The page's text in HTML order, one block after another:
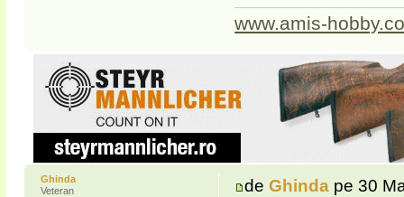
www.amis-
deGhinda pe 30
Ghinda
Veteran